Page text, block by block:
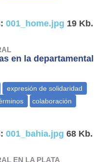
001_home.jpg 19 Kb.
en la departamental
001_bahia.jpg 68 Kb.
EN LA PLATA